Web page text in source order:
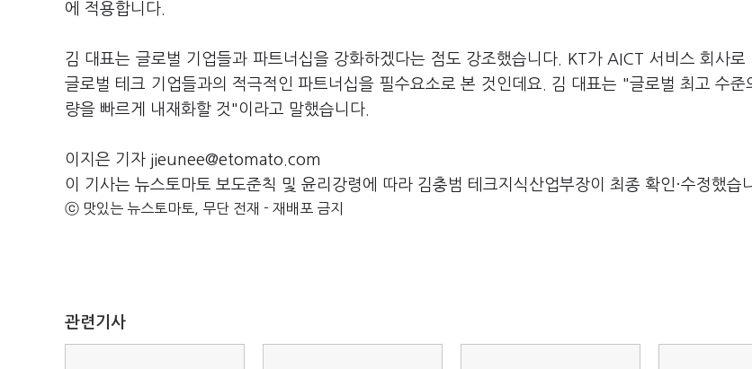
에 적용합니다.
김 대표는 글로벌 기업들과 파트너십을 강화하겠다는 점도 강조했습니다. KT가 AICT 서비스 회사로
글로벌 테크 기업들과의 적극적인 파트너십을 필수요소로 본 것인데요. 김 대표는 "글로벌 최고 수준
량을 빠르게 내재화할 것"이라고 말했습니다.
이지은 기자 jieunee@etomato.com
이 기사는 뉴스토마토 보도준칙 및 윤리강령에 따라 김충범 테크지식산업부장이 최종 확인·수정했습
ⓒ 맛있는 뉴스토마토, 무단 전재 - 재배포 금지
관련기사